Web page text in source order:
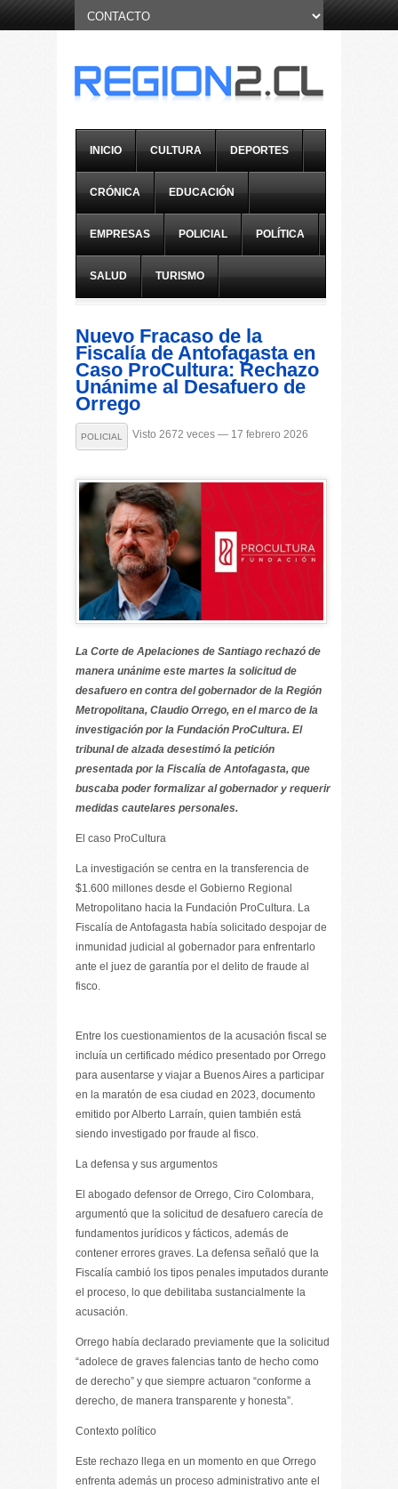
INICIO CULTURA DEPORTES
CRÓNICA EDUCACIÓN
EMPRESAS POLICIAL POLÍTICA
SALUD TURISMO
Nuevo Fracaso de la
Fiscalía de Antofagasta en
Caso ProCultura: Rechazo
Unánime al Desafuero de
Orrego
POLICIAL Visto 2672 veces — 17 febrero 2026
La Corte de Apelaciones de Santiago rechazó de
manera unánime este martes la solicitud de
desafuero en contra del gobernador de la Región
Metropolitana, Claudio Orrego, en el marco de la
investigación por la Fundación ProCultura. El
tribunal de alzada desestimó la petición
presentada por la Fiscalía de Antofagasta, que
buscaba poder formalizar al gobernador y requerir
medidas cautelares personales.
El caso ProCultura
La investigación se centra en la transferencia de
$1.600 millones desde el Gobierno Regional
Metropolitano hacia la Fundación ProCultura. La
Fiscalía de Antofagasta había solicitado despojar de
inmunidad judicial al gobernador para enfrentarlo
ante el juez de garantía por el delito de fraude al
fisco.
​Entre los cuestionamientos de la acusación fiscal se
incluía un certificado médico presentado por Orrego
para ausentarse y viajar a Buenos Aires a participar
en la maratón de esa ciudad en 2023, documento
emitido por Alberto Larraín, quien también está
siendo investigado por fraude al fisco.
​La defensa y sus argumentos
El abogado defensor de Orrego, Ciro Colombara,
argumentó que la solicitud de desafuero carecía de
fundamentos jurídicos y fácticos, además de
contener errores graves. La defensa señaló que la
Fiscalía cambió los tipos penales imputados durante
el proceso, lo que debilitaba sustancialmente la
acusación.
Orrego había declarado previamente que la solicitud
“adolece de graves falencias tanto de hecho como
de derecho” y que siempre actuaron “conforme a
derecho, de manera transparente y honesta”.
​Contexto político
Este rechazo llega en un momento en que Orrego
enfrenta además un proceso administrativo ante el